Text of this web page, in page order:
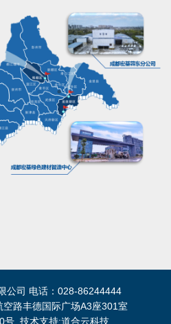
公司 电话：028-86244444
路丰德国际广场A3座301室
号 技术支持:道合云科技